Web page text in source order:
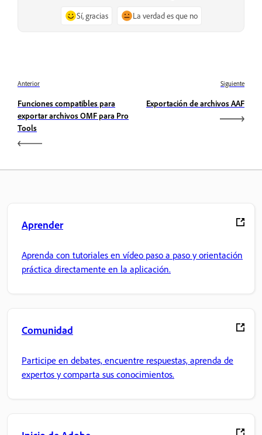
Sí, gracias La verdad es que no
Anterior
Funciones compatibles para
exportar archivos OMF para Pro
Tools
Siguiente
Exportación de archivos AAF
Aprender
Aprenda con tutoriales en vídeo paso a paso y orientación
práctica directamente en la aplicación.
Comunidad
Participe en debates, encuentre respuestas, aprenda de
expertos y comparta sus conocimientos.